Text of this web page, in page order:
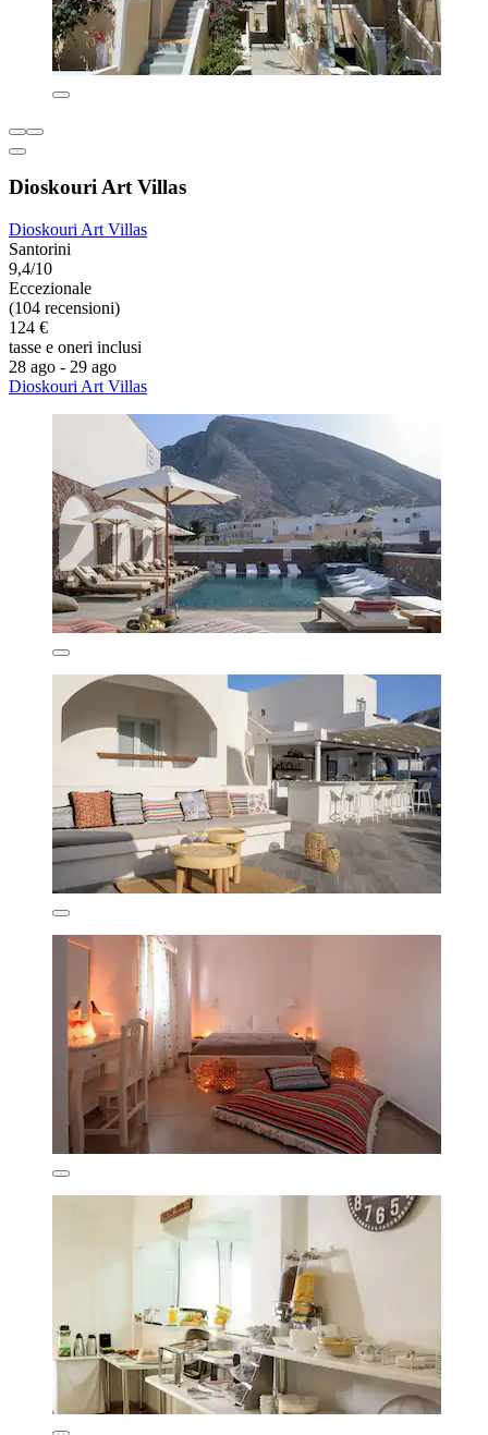
Dioskouri Art Villas
Dioskouri Art Villas
Santorini
9,4/10
Eccezionale
(104 recensioni)
124 €
tasse e oneri inclusi
28 ago - 29 ago
Dioskouri Art Villas